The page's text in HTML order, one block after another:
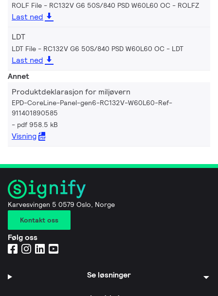
ROLF File - RC132V G6 50S/840 PSD W60L60 OC ROLFZ
Last ned
LDT
LDT File - RC132V G6 50S/840 PSD W60L60 OC LDT
Last ned
Annet
Produktdeklarasjon for miljøvern
EPD-CoreLine-Panel-gen6-RC132V-W60L60-Ref-
911401890585
pdf 958.5 kB
Visning
Karvesvingen 5 0579 Oslo, Norge
Kontakt oss
Følg oss
Se løsninger